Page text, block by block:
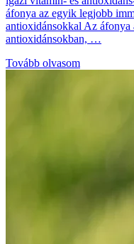
áfonya az egyik legjobb
antioxidánsokkal Az áfonya
antioxidánsokban, …
Tovább olvasom